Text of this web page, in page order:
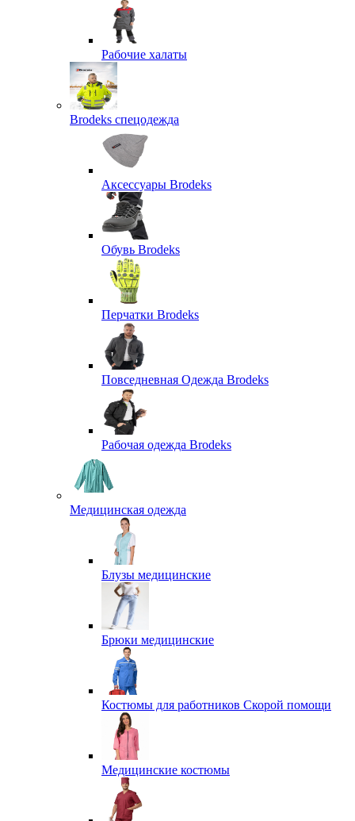
Рабочие халаты
Brodeks спецодежда
Аксессуары Brodeks
Обувь Brodeks
Перчатки Brodeks
Повседневная Одежда Brodeks
Рабочая одежда Brodeks
Медицинская одежда
Блузы медицинские
Брюки медицинские
Костюмы для работников Скорой помощи
Медицинские костюмы